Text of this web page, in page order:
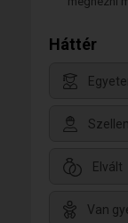
Háttér
Elvált
Van